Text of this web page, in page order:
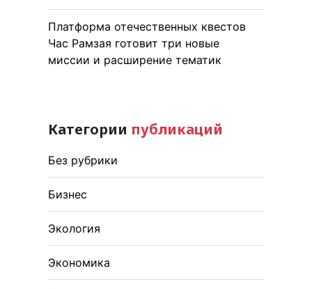
Платформа отечественных квестов
Час Рамзая готовит три новые
миссии и расширение тематик
Категории публикаций
Без рубрики
Бизнес
Экология
Экономика